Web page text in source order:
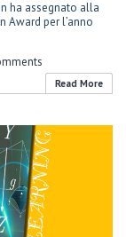
ha assegnato alla
per l’anno
Read More